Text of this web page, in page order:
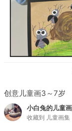
创意儿童画3～7岁
小白兔的儿童
收藏到 儿童画集